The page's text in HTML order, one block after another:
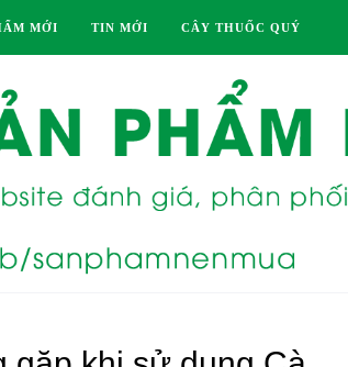
MỚI TIN MỚI CÂY THUỐC QUÝ